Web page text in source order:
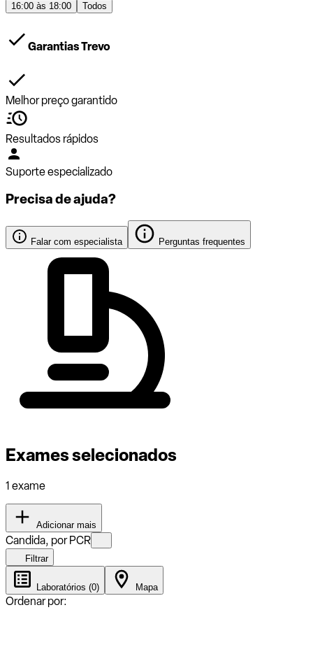
16:00 às 18:00
Todos
Garantias Trevo
Melhor preço garantido
Resultados rápidos
Suporte especializado
Precisa de ajuda?
Falar com especialista Perguntas frequentes
Exames selecionados
1 exame
Adicionar mais
Candida, por PCR
Filtrar
Laboratórios (0) Mapa
Ordenar por: